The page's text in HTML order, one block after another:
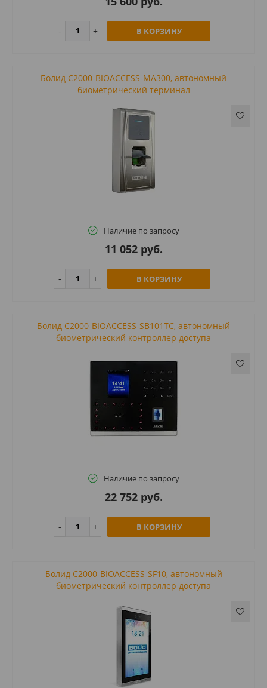
В КОРЗИНУ
Болид С2000-BIOACCESS-MA300, автономный
биометрический терминал
Наличие по запросу
11 052 руб.
В КОРЗИНУ
Болид С2000-BIOACCESS-SB101TC, автономный
биометрический контроллер доступа
Наличие по запросу
22 752 руб.
В КОРЗИНУ
Болид С2000-BIOACCESS-SF10, автономный
биометрический контроллер доступа